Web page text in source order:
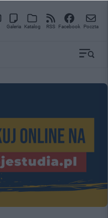
Galeria Katalog RSS Facebook Poczta